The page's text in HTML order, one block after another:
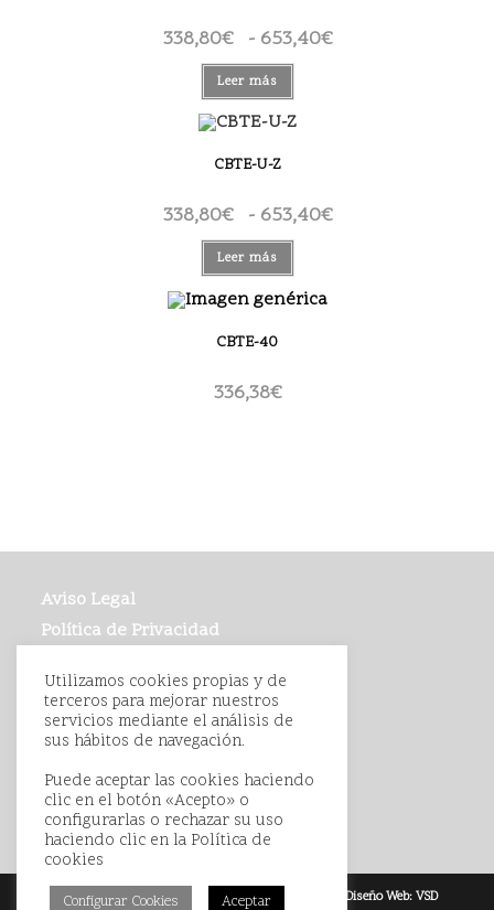
338,80€ - 653,40€
Leer más
CBTE-U-Z
338,80€ - 653,40€
Leer más
CBTE-40
336,38€
Aviso Legal
Política de Privacidad
Condiciones de Compra
Emilio Collado 2026 - C/ Rosario, 16. 41001, Sevilla - Diseño Web:VSD
Utilizamos cookies propias y de
terceros para mejorar nuestros
servicios mediante el análisis de
sus hábitos de navegación.
Puede aceptar las cookies haciendo
clic en el botón «Acepto» o
configurarlas o rechazar su uso
haciendo clic en la Política de
cookies
Configurar Cookies Aceptar